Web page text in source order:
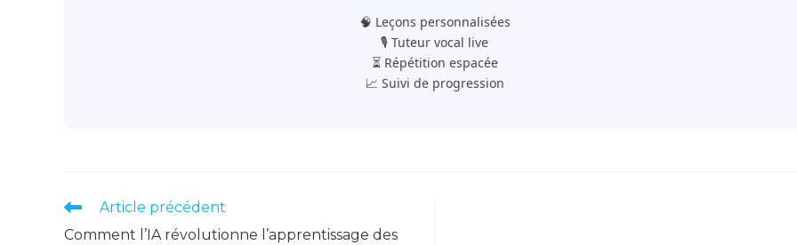
🧠 Leçons personnalisées
🎙️ Tuteur vocal live
⏳ Répétition espacée
📈 Suivi de progression
Read
articles
Article précédent
Comment l’IA révolutionne l’apprentissage des